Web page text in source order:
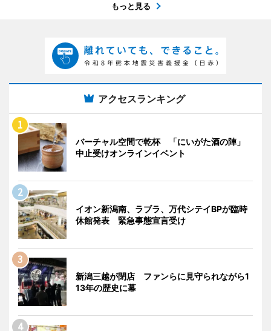
もっと見る
アクセスランキング
バーチャル空間で乾杯 「にいがた酒の陣」
中止受けオンラインイベント
イオン新潟南、ラブラ、万代シテイBPが臨時
休館発表 緊急事態宣言受け
新潟三越が閉店 ファンらに見守られながら1
13年の歴史に幕